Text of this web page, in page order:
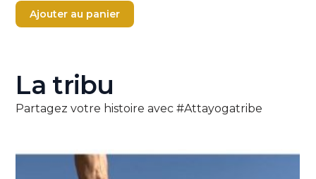
Ajouter au panier
La tribu
Partagez votre histoire avec #Attayogatribe